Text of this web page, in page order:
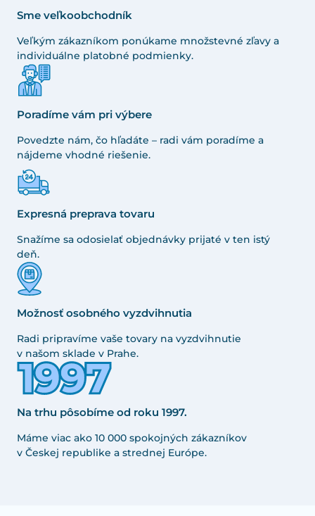
Sme veľkoobchodník
Veľkým zákazníkom ponúkame množstevné zľavy a
individuálne platobné podmienky.
Poradíme vám pri výbere
Povedzte nám, čo hľadáte – radi vám poradíme a
nájdeme vhodné riešenie.
Expresná preprava tovaru
Snažíme sa odosielať objednávky prijaté v ten istý
deň.
Možnosť osobného vyzdvihnutia
Radi pripravíme vaše tovary na vyzdvihnutie
v našom sklade v Prahe.
Na trhu pôsobíme od roku 1997.
Máme viac ako 10 000 spokojných zákazníkov
v Českej republike a strednej Európe.